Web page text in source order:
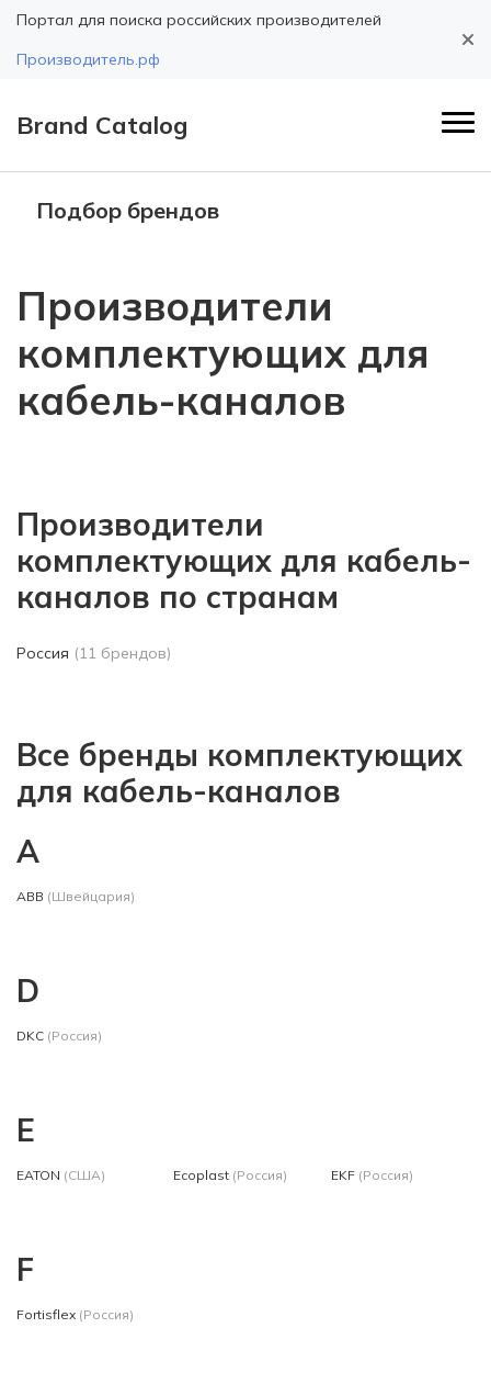
Портал для поиска российских производителей
Производитель.рф
Brand Catalog
Подбор брендов
Производители
комплектующих для
кабель-каналов
Производители
комплектующих для кабель-
каналов по странам
Россия (11 брендов)
Все бренды комплектующих
для кабель-каналов
A
ABB (Швейцария)
D
DKC (Россия)
E
EATON (США) Ecoplast (Россия) EKF (Россия)
F
Fortisflex (Россия)